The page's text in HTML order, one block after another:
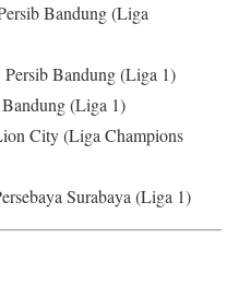
Bandung (Liga
Persib Bandung (Liga 1)
(Liga 1)
City (Liga Champions
Surabaya (Liga 1)